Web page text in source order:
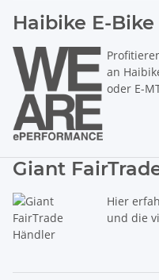
Haibike E-
an
oder E-
Giant
Hier
und die